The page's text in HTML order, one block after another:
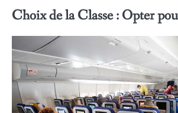
Choix de la Classe : Opter